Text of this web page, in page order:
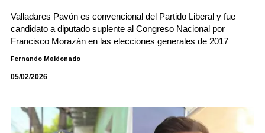
Valladares Pavón es convencional del Partido Liberal y fue
candidato a diputado suplente al Congreso Nacional por
Francisco Morazán en las elecciones generales de 2017
Fernando Maldonado
05/02/2026